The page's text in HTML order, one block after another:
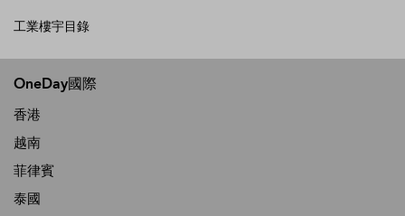
工業樓宇目錄
OneDay國際
香港
越南
菲律賓
泰國